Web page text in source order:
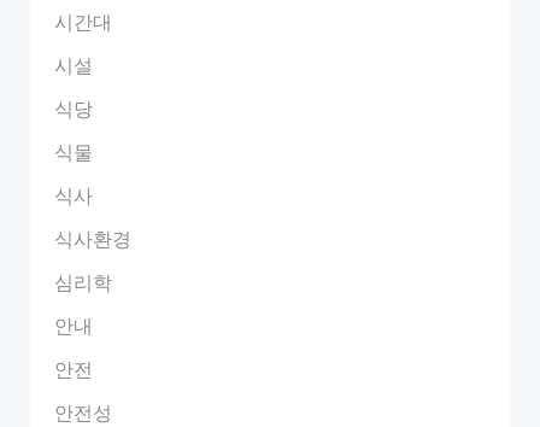
시간대
시설
식당
식물
식사
식사환경
심리학
안내
안전
안전성